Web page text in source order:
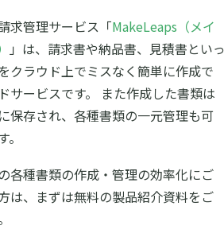
求管理サービス「MakeLeaps（メイ
」は、請求書や納品書、見積書とい
クラウド上でミスなく簡単に作成で
サービスです。 また作成した書類は
保存され、各種書類の一元管理も可
各種書類の作成・管理の効率化にご
は、まずは無料の製品紹介資料をご